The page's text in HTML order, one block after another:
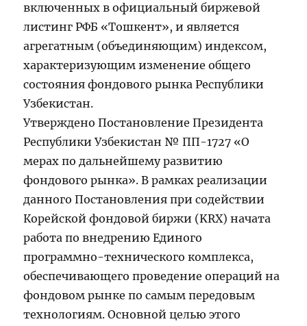
включенных в официальный биржевой
листинг РФБ «Тошкент», и является
агрегатным (объединяющим) индексом,
характеризующим изменение общего
состояния фондового рынка Республики
Узбекистан.
Утверждено Постановление Президента
Республики Узбекистан № ПП-1727 «О
мерах по дальнейшему развитию
фондового рынка». В рамках реализации
данного Постановления при содействии
Корейской фондовой биржи (KRX) начата
работа по внедрению Единого
программно-технического комплекса,
обеспечивающего проведение операций на
фондовом рынке по самым передовым
технологиям. Основной целью этого